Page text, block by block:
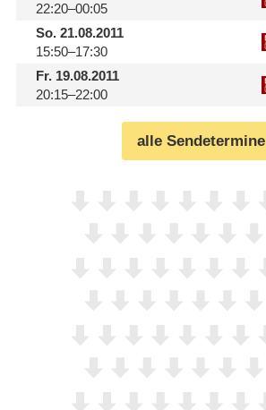
22:20–00:05
So.21.08.2011
15:50–17:30
Fr.19.08.2011
20:15–22:00
alle Sendetermine